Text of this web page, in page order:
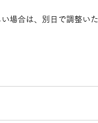
場合は、別日で調整いた